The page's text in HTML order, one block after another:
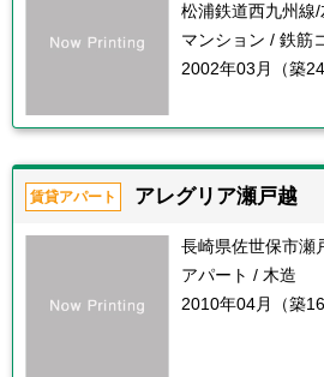
松浦鉄道西九州線
マンション / 鉄筋
2002年03月（築24
賃貸アパート アレグリア瀬戸越
長崎県佐世保市瀬
アパート / 木造
2010年04月（築16